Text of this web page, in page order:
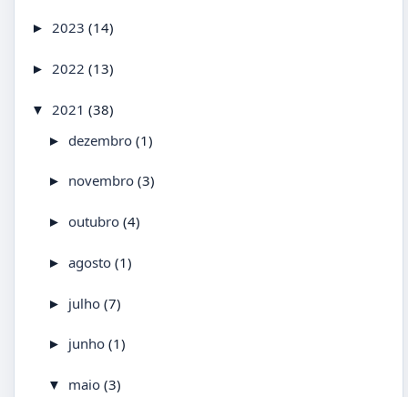
► 2023 (14)
► 2022 (13)
▼ 2021 (38)
► dezembro (1)
► novembro (3)
► outubro (4)
► agosto (1)
► julho (7)
► junho (1)
▼ maio (3)